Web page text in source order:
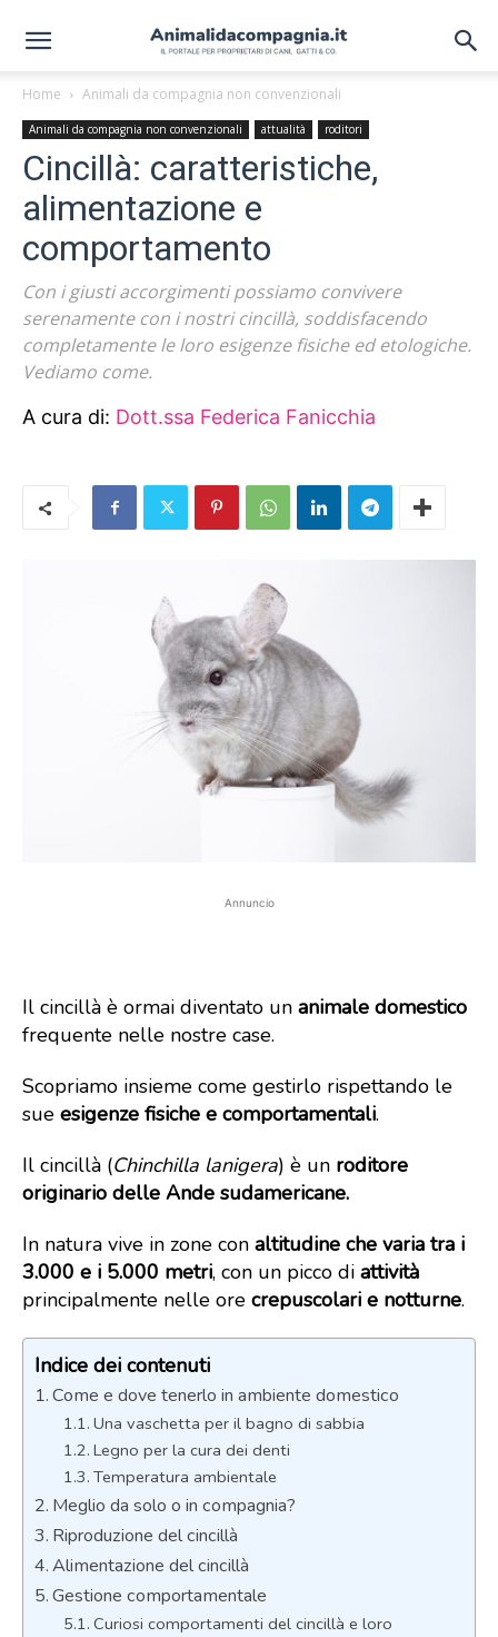
Home Animali da compagnia non convenzionali
Animali da compagnia non convenzionali attualità roditori
Cincillà: caratteristiche,
alimentazione e
comportamento
Con i giusti accorgimenti possiamo convivere
serenamente con i nostri cincillà, soddisfacendo
completamente le loro esigenze fisiche ed etologiche.
Vediamo come.
A cura di: Dott.ssa Federica Fanicchia
Annuncio
Il cincillà è ormai diventato un animale domestico
frequente nelle nostre case.
Scopriamo insieme come gestirlo rispettando le
sue esigenze fisiche e comportamentali.
Il cincillà (Chinchilla lanigera) è un roditore
originario delle Ande sudamericane.
In natura vive in zone con altitudine che varia tra i
3.000 e i 5.000 metri, con un picco di attività
principalmente nelle ore crepuscolari e notturne.
Indice dei contenuti
Come e dove tenerlo in ambiente domestico
Una vaschetta per il bagno di sabbia
Legno per la cura dei denti
Temperatura ambientale
Meglio da solo o in compagnia?
Riproduzione del cincillà
Alimentazione del cincillà
Gestione comportamentale
Curiosi comportamenti del cincillà e loro